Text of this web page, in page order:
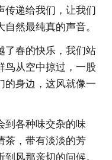
传递给我们，让我们
然最纯真的声音。
了春的快乐，我们站
鸟从空中掠过，一股
的身边，这风就像一
到各种味交杂的味
茶，带有淡淡的芳
风那亲切的问候。